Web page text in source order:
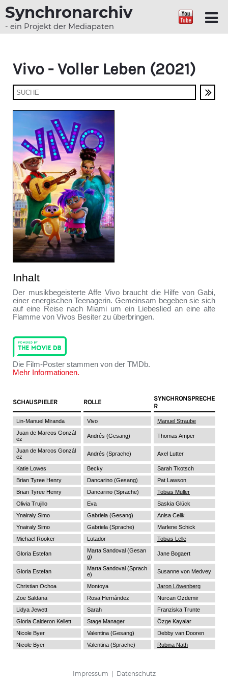
Synchronarchiv
- ein Projekt der Mediapaten
Vivo - Voller Leben (2021)
Inhalt
Der musikbegeisterte Affe Vivo braucht die Hilfe von Gabi,
einer energischen Teenagerin. Gemeinsam begeben sie sich
auf eine Reise nach Miami um ein Liebeslied an eine alte
Flamme von Vivos Besiter zu überbringen.
Die Film-Poster stammen von der TMDb.
Mehr Informationen.
SCHAUSPIELER ROLLE
SYNCHRONSPRECHE
R
Lin-Manuel Miranda Vivo
Manuel Straube
Juan de Marcos Gonzál
ez
Andrés (Gesang) Thomas Amper
Juan de Marcos Gonzál
ez
Andrés (Sprache) Axel Lutter
Katie Lowes Becky
Sarah Tkotsch
Brian Tyree Henry
Dancarino (Gesang)
Pat Lawson
Brian Tyree Henry
Dancarino (Sprache)
Tobias Müller
Olivia Trujillo
Eva
Saskia Glück
Ynairaly Simo
Gabriela (Gesang)
Anisa Celik
Ynairaly Simo
Gabriela (Sprache)
Marlene Schick
Michael Rooker
Lutador Tobias Lelle
Gloria Estefan
Marta Sandoval (Gesan
g)
Jane Bogaert
Gloria Estefan
Marta Sandoval (Sprach
e)
Susanne von Medvey
Christian Ochoa Montoya
Jaron Löwenberg
Zoe Saldana
Rosa Hernández
Nurcan Özdemir
Lidya Jewett
Sarah
Franziska Trunte
Gloria Calderon Kellett
Stage Manager
Özge Kayalar
Nicole Byer
Valentina (Gesang)
Debby van Dooren
Nicole Byer
Valentina (Sprache) Rubina Nath
Impressum Datenschutz